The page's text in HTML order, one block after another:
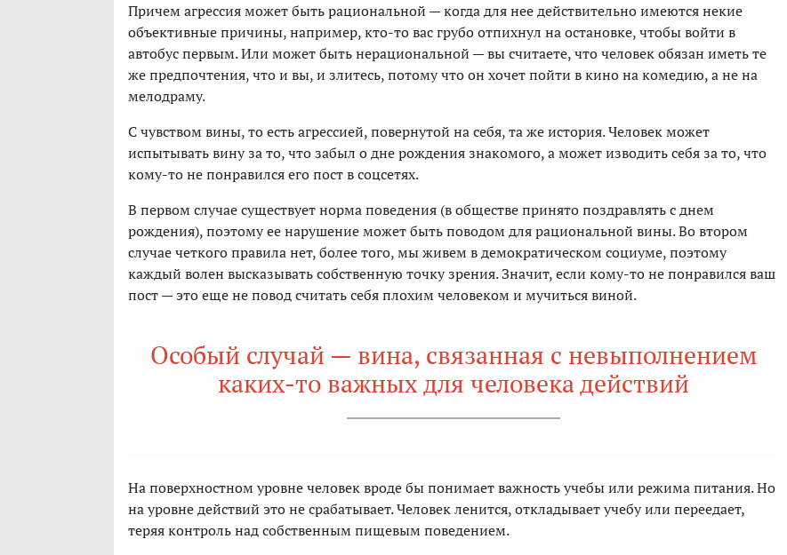
Причем агрессия может быть рациональной — когда для нее действительно имеются некие
объективные причины, например, кто-то вас грубо отпихнул на остановке, чтобы войти в
автобус первым. Или может быть нерациональной — вы считаете, что человек обязан иметь те
же предпочтения, что и вы, и злитесь, потому что он хочет пойти в кино на комедию, а не на
мелодраму.
С чувством вины, то есть агрессией, повернутой на себя, та же история. Человек может
испытывать вину за то, что забыл о дне рождения знакомого, а может изводить себя за то, что
кому-то не понравился его пост в соцсетях.
В первом случае существует норма поведения (в обществе принято поздравлять с днем
рождения), поэтому ее нарушение может быть поводом для рациональной вины. Во втором
случае четкого правила нет, более того, мы живем в демократическом социуме, поэтому
каждый волен высказывать собственную точку зрения. Значит, если кому-то не понравился ваш
пост — это еще не повод считать себя плохим человеком и мучиться виной.
Особый случай — вина, связанная с невыполнением
каких-то важных для человека действий
На поверхностном уровне человек вроде бы понимает важность учебы или режима питания. Но
на уровне действий это не срабатывает. Человек ленится, откладывает учебу или переедает,
теряя контроль над собственным пищевым поведением.